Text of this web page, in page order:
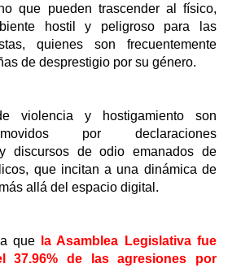
que pueden trascender al físico,
hostil y peligroso para las
quienes son frecuentemente
de desprestigio por su género.
violencia y hostigamiento son
por declaraciones
discursos de odio emanados de
que incitan a una dinámica de
allá del espacio digital.
que la Asamblea Legislativa fue
37.96% de las agresiones por